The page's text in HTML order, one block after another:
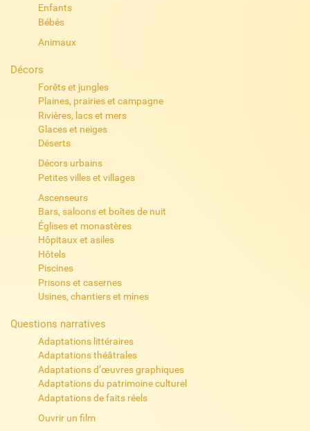
Enfants
Bébés
Animaux
Décors
Forêts et jungles
Plaines, prairies et campagne
Rivières, lacs et mers
Glaces et neiges
Déserts
Décors urbains
Petites villes et villages
Ascenseurs
Bars, saloons et boîtes de nuit
Églises et monastères
Hôpitaux et asiles
Hôtels
Piscines
Prisons et casernes
Usines, chantiers et mines
Questions narratives
Adaptations littéraires
Adaptations théâtrales
Adaptations d’œuvres graphiques
Adaptations du patrimoine culturel
Adaptations de faits réels
Ouvrir un film